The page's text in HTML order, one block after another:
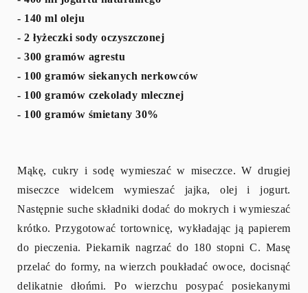
- 140 ml oleju
- 2 łyżeczki sody oczyszczonej
- 300 gramów agrestu
- 100 gramów siekanych nerkowców
- 100 gramów czekolady mlecznej
- 100 gramów śmietany 30%
Mąkę, cukry i sodę wymieszać w miseczce. W drugiej
miseczce widelcem wymieszać jajka, olej i jogurt.
Następnie suche składniki dodać do mokrych i wymieszać
krótko. Przygotować tortownicę, wykładając ją papierem
do pieczenia. Piekarnik nagrzać do 180 stopni C. Masę
przelać do formy, na wierzch poukładać owoce, docisnąć
delikatnie dłońmi. Po wierzchu posypać posiekanymi